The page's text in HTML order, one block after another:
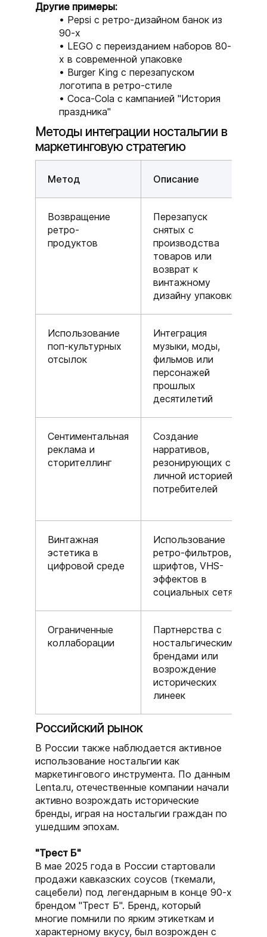
Другие примеры:
Pepsi с ретро-дизайном банок из
90-х
LEGO с переизданием наборов 80-
х в современной упаковке
Burger King с перезапуском
логотипа в ретро-стиле
Coca-Cola с кампанией "История
праздника"
Методы интеграции ностальгии в
маркетинговую стратегию
Метод Описание
Возвращение
ретро-
продуктов
Перезапуск
снятых с
производства
товаров или
возврат к
винтажному
дизайну упаковки
Использование
поп-культурных
отсылок
Интеграция
музыки, моды,
фильмов или
персонажей
прошлых
десятилетий
Сентиментальная
реклама и
сторителлинг
Создание
нарративов,
резонирующих с
личной историей
потребителей
Винтажная
эстетика в
цифровой среде
Использование
ретро-фильтров,
шрифтов, VHS-
эффектов в
социальных сетях
Ограниченные
коллаборации
Партнерства с
ностальгическими
брендами или
возрождение
исторических
линеек
Российский рынок
В России также наблюдается активное
использование ностальгии как
маркетингового инструмента. По данным
Lenta.ru, отечественные компании начали
активно возрождать исторические
бренды, играя на ностальгии граждан по
ушедшим эпохам.
"Трест Б"
В мае 2025 года в России стартовали
продажи кавказских соусов (ткемали,
сацебели) под легендарным в конце 90-х
брендом "Трест Б". Бренд, который
многие помнили по ярким этикеткам и
характерному вкусу, был возрожден с